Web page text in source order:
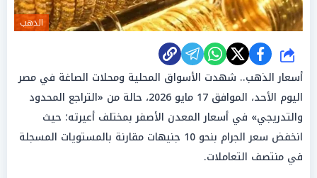
الذهب
شارك
أسعار الذهب.. شهدت الأسواق المحلية ومحلات الصاغة في مصر
اليوم الأحد، الموافق 17 مايو 2026، حالة من «التراجع المحدود
والتدريجي» في أسعار المعدن الأصفر بمختلف أعيرته؛ حيث
انخفض سعر الجرام بنحو 10 جنيهات مقارنة بالمستويات المسجلة
في منتصف التعاملات.